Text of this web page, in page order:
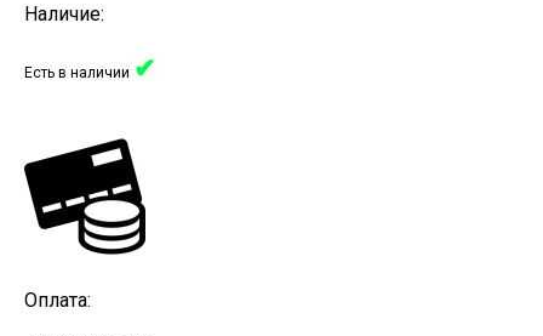
Наличие:
Есть в наличии ✔
Оплата: